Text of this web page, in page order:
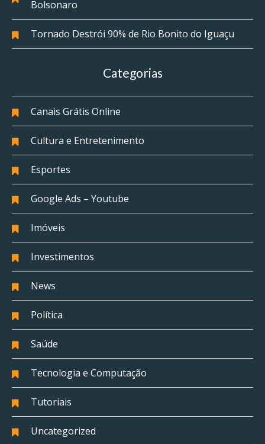
Bolsonaro
Tornado Destrói 90% de Rio Bonito do Iguaçu
Categorias
Canais Grátis Online
Cultura e Entretenimento
Esportes
Google Ads – Youtube
Imóveis
Investimentos
News
Política
Saúde
Tecnologia e Computação
Tutoriais
Uncategorized